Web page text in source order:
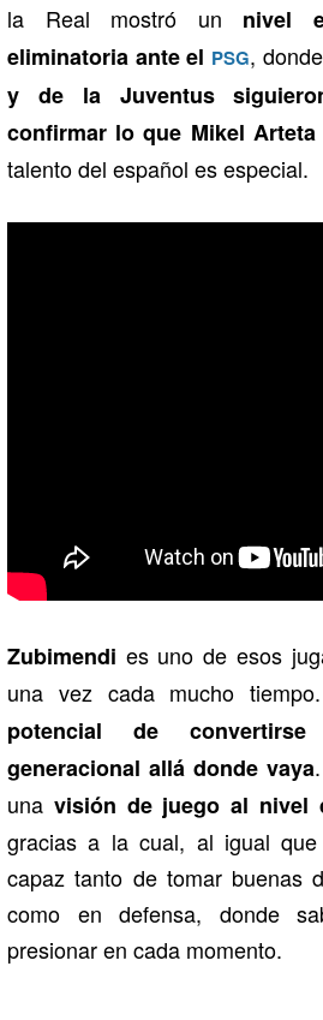
la Real mostró un nivel
eliminatoria ante el PSG, donde
y de la Juventus
confirmar lo que Mikel
talento del español es especial.
Zubimendi es uno de esos
una vez cada mucho tiempo.
potencial de
generacional allá donde vaya
una visión de juego al nivel
gracias a la cual, al igual
capaz tanto de tomar buenas
como en defensa, donde
presionar en cada momento.